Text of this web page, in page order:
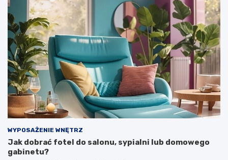
k
u
p
i
ć
j
a
k
t
o
w
y
k
o
n
a
ć
WYPOSAŻENIE WNĘTRZ
Jak dobrać fotel do salonu, sypialni lub domowego
gabinetu?